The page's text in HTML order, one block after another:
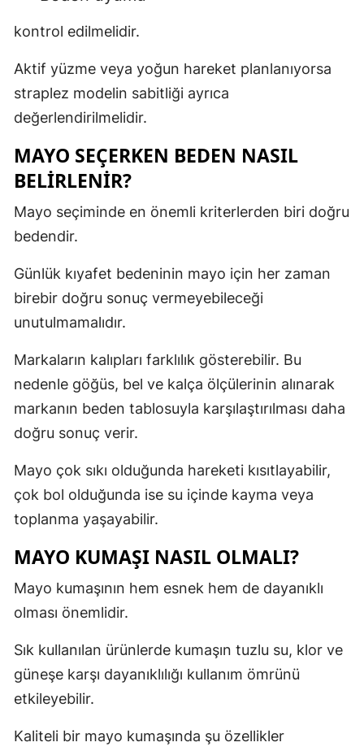
kontrol edilmelidir.
Aktif yüzme veya yoğun hareket planlanıyorsa
straplez modelin sabitliği ayrıca
değerlendirilmelidir.
MAYO SEÇERKEN BEDEN NASIL
BELIRLENIR?
Mayo seçiminde en önemli kriterlerden biri doğru
bedendir.
Günlük kıyafet bedeninin mayo için her zaman
birebir doğru sonuç vermeyebileceği
unutulmamalıdır.
Markaların kalıpları farklılık gösterebilir. Bu
nedenle göğüs, bel ve kalça ölçülerinin alınarak
markanın beden tablosuyla karşılaştırılması daha
doğru sonuç verir.
Mayo çok sıkı olduğunda hareketi kısıtlayabilir,
çok bol olduğunda ise su içinde kayma veya
toplanma yaşayabilir.
MAYO KUMAŞI NASIL OLMALI?
Mayo kumaşının hem esnek hem de dayanıklı
olması önemlidir.
Sık kullanılan ürünlerde kumaşın tuzlu su, klor ve
güneşe karşı dayanıklılığı kullanım ömrünü
etkileyebilir.
Kaliteli bir mayo kumaşında şu özellikler